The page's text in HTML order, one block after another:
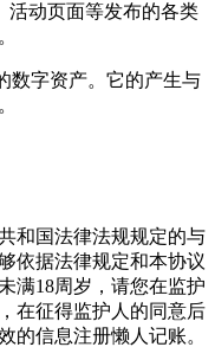
活动页面等发布的各类
数字资产。它的产生与
和国法律法规规定的与
依据法律规定和本协议
满18周岁，请您在监护
在征得监护人的同意后
的信息注册懒人记账。